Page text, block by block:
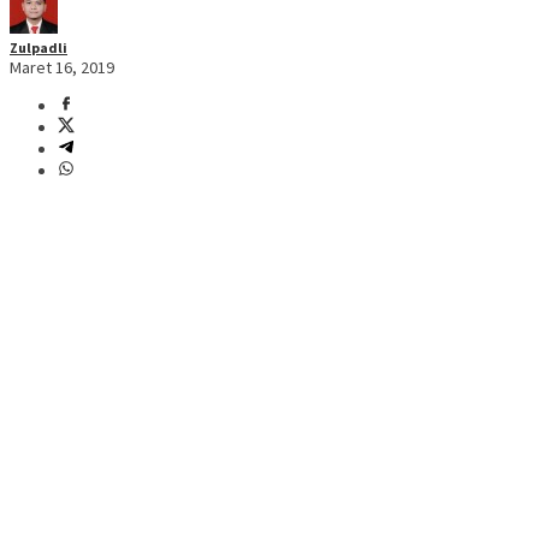
Zulpadli
Maret 16, 2019